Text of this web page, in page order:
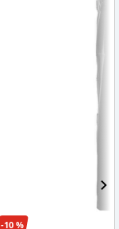
-10 %